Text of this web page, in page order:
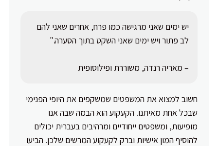
יש ימים שאני מרגישה כמו פרח, אחרים שאני להם
לב פתור ויש ימים שאני השקט בתוך הסערה."
– מאריה רנדה, משוררת ופילוסופית
חשוב למצוא את המשפטים שמשקפים את היופי הפנימי
שבכל אחת מאיתנו. הקעקוע הוא הבמה שבה אנו
מופיעות, ומשפטים ייחודיים ומרהיבים בעברית יכולים
להוסיף המון אישיות וברק לקעקוע המרשים שלכן. הביעו